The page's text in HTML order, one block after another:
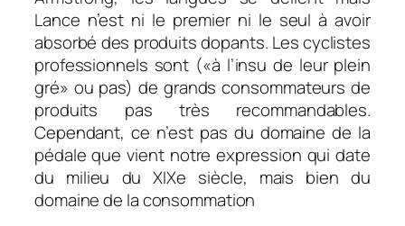
Lance n’est ni le premier ni le seul à avoir
absorbé des produits dopants. Les cyclistes
professionnels sont («à l’insu de leur plein
gré» ou pas) de grands consommateurs de
produits pas très recommandables.
Cependant, ce n’est pas du domaine de la
pédale que vient notre expression qui date
du milieu du XIXe siècle, mais bien du
domaine de la consommation